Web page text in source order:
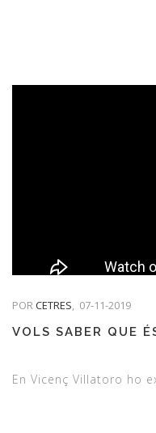
PORCETRES, 07-11-2019
VOLS SABER QUE
En Vicenç Villatoro ho